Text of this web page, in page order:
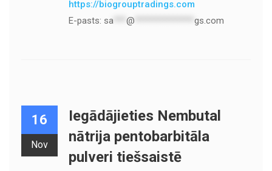
https://biogrouptradings.com
E-pasts: sa @ gs.com
16
Nov
Iegādājieties Nembutal
nātrija pentobarbitāla
pulveri tiešsaistē